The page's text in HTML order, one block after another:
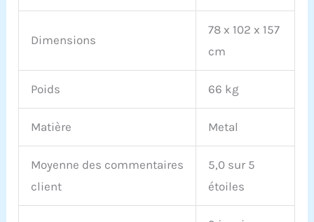
Dimensions
78 x 102 x 157
cm
Poids 66 kg
Matière Metal
Moyenne des commentaires
client
5,0 sur 5
étoiles